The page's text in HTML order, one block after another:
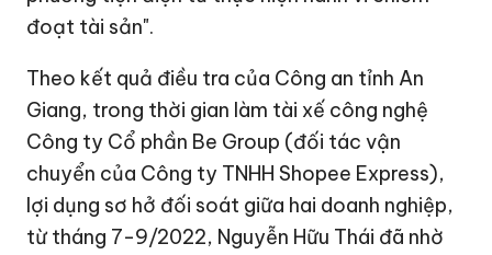
đoạt tài sản".
Theo kết quả điều tra của Công an tỉnh An
Giang, trong thời gian làm tài xế công nghệ
Công ty Cổ phần Be Group (đối tác vận
chuyển của Công ty TNHH Shopee Express),
lợi dụng sơ hở đối soát giữa hai doanh nghiệp,
từ tháng 7-9/2022, Nguyễn Hữu Thái đã nhờ